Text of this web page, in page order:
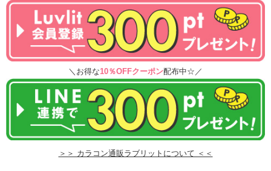
＼お得な10％OFFクーポン配布中☆／
＞＞ カラコン通販ラブリットについて ＜＜